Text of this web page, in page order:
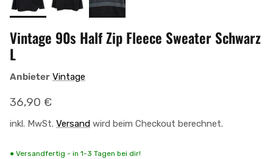
Vintage 90s Half Zip Fleece Sweater Schwarz
L
Anbieter Vintage
Normaler Preis
36,90 €
inkl. MwSt. Versand wird beim Checkout berechnet.
● Versandfertig - in 1-3 Tagen bei dir!